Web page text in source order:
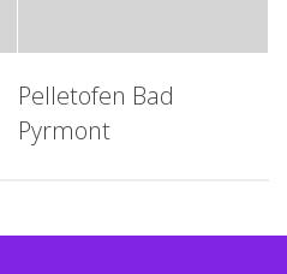
Pelletofen Bad
Pyrmont